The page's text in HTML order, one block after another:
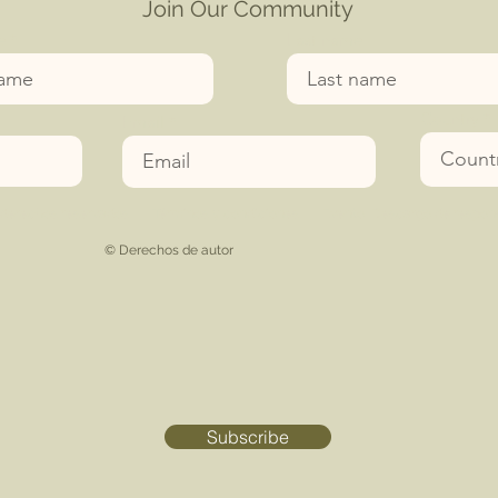
Join Our Community
Subscribe
© Derechos de autor